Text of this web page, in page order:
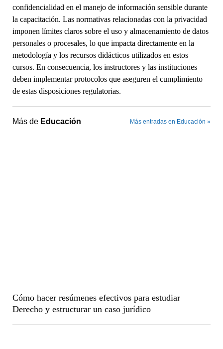
confidencialidad en el manejo de información sensible durante
la capacitación. Las normativas relacionadas con la privacidad
imponen límites claros sobre el uso y almacenamiento de datos
personales o procesales, lo que impacta directamente en la
metodología y los recursos didácticos utilizados en estos
cursos. En consecuencia, los instructores y las instituciones
deben implementar protocolos que aseguren el cumplimiento
de estas disposiciones regulatorias.
Más de Educación Más entradas en Educación »
Cómo hacer resúmenes efectivos para estudiar
Derecho y estructurar un caso jurídico